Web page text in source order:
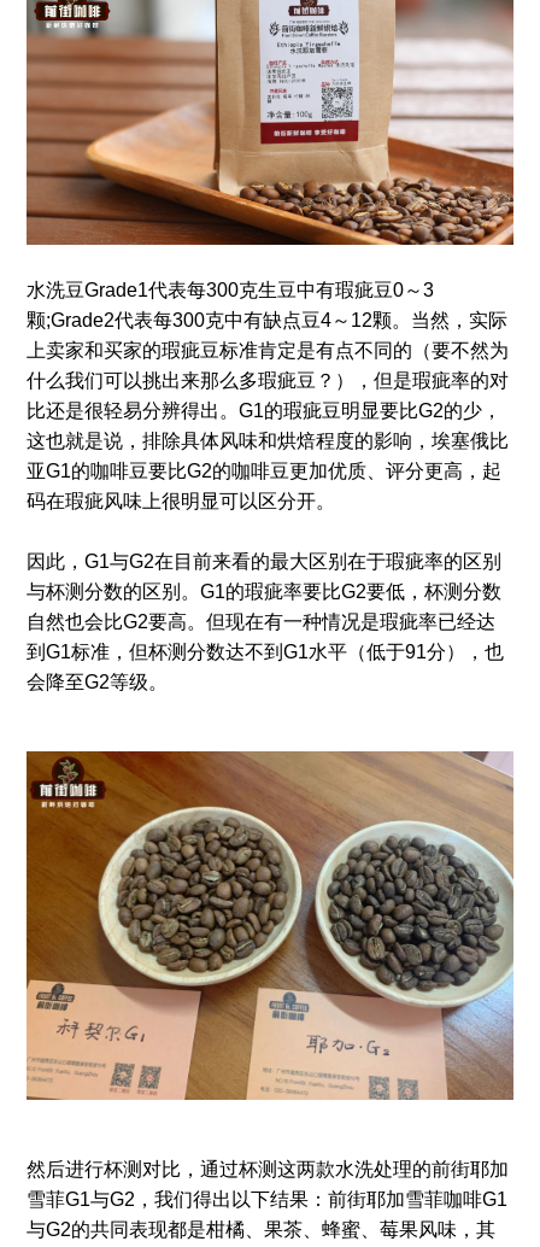
水洗豆Grade1代表每300克生豆中有瑕疵豆0～3
颗;Grade2代表每300克中有缺点豆4～12颗。当然，实际
上卖家和买家的瑕疵豆标准肯定是有点不同的（要不然为
什么我们可以挑出来那么多瑕疵豆？），但是瑕疵率的对
比还是很轻易分辨得出。G1的瑕疵豆明显要比G2的少，
这也就是说，排除具体风味和烘焙程度的影响，埃塞俄比
亚G1的咖啡豆要比G2的咖啡豆更加优质、评分更高，起
码在瑕疵风味上很明显可以区分开。
因此，G1与G2在目前来看的最大区别在于瑕疵率的区别
与杯测分数的区别。G1的瑕疵率要比G2要低，杯测分数
自然也会比G2要高。但现在有一种情况是瑕疵率已经达
到G1标准，但杯测分数达不到G1水平（低于91分），也
会降至G2等级。
然后进行杯测对比，通过杯测这两款水洗处理的前街耶加
雪菲G1与G2，我们得出以下结果：前街耶加雪菲咖啡G1
与G2的共同表现都是柑橘、果茶、蜂蜜、莓果风味，其